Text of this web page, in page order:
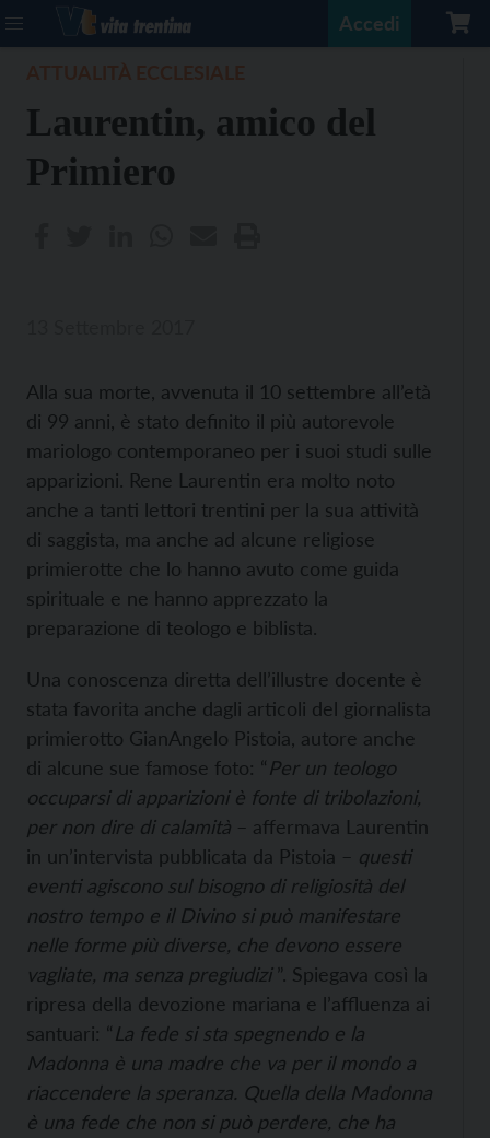
Accedi
Laurentin, amico del
Primiero
Alla sua morte, avvenuta il 10 settembre all’età
di 99 anni, è stato definito il più autorevole
mariologo contemporaneo per i suoi studi sulle
apparizioni. Rene Laurentin era molto noto
anche a tanti lettori trentini per la sua attività
di saggista, ma anche ad alcune religiose
primierotte che lo hanno avuto come guida
spirituale e ne hanno apprezzato la
preparazione di teologo e biblista.
Una conoscenza diretta dell’illustre docente è
stata favorita anche dagli articoli del giornalista
primierotto GianAngelo Pistoia, autore anche
di alcune sue famose foto: “Per un teologo
occuparsi di apparizioni è fonte di tribolazioni,
per non dire di calamità – affermava Laurentin
in un’intervista pubblicata da Pistoia – questi
eventi agiscono sul bisogno di religiosità del
nostro tempo e il Divino si può manifestare
nelle forme più diverse, che devono essere
vagliate, ma senza pregiudizi ”. Spiegava così la
ripresa della devozione mariana e l’affluenza ai
santuari: “La fede si sta spegnendo e la
Madonna è una madre che va per il mondo a
riaccendere la speranza. Quella della Madonna
è una fede che non si può perdere, che ha